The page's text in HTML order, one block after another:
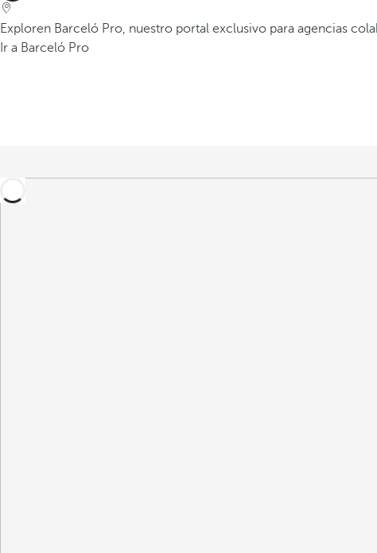
Exploren Barceló Pro, nuestro portal exclusivo para agencias
Ir a Barceló Pro